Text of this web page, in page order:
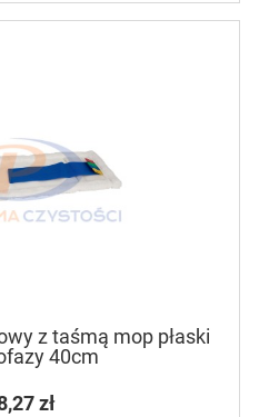
z taśmą mop płaski
40cm
zł